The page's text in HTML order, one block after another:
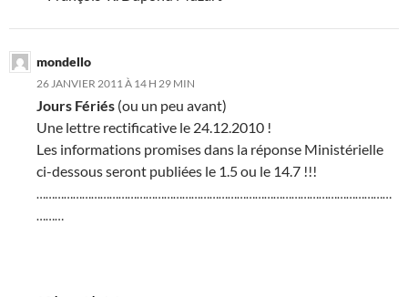
mondello
26 JANVIER 2011 À 14 H 29 MIN
Jours Fériés (ou un peu avant)
Une lettre rectificative le 24.12.2010 !
Les informations promises dans la réponse Ministérielle
ci-dessous seront publiées le 1.5 ou le 14.7 !!!
………………………………………………………………………………………………………
………